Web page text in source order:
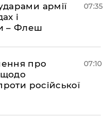
армії
і
– Флеш
07:35
про
російської
07:10